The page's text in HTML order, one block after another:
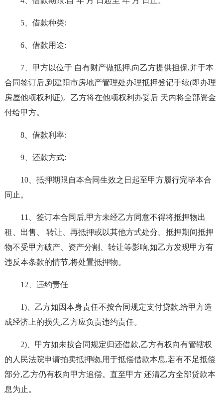
5、借款种类:
6、借款用途:
7、甲方以位于 自有财产做抵押,向乙方提供担保,并于本
合同签订后,到建阳市房地产管理处办理抵押登记手续(即办理
房屋他项权利证)。乙方将在他项权利办妥后 天内将全部资金
付给甲方。
8、借款利率:
9、还款方式:
10、抵押期限自本合同生效之日起至甲方履行完毕本合
同止。
11、签订本合同后,甲方未经乙方同意不得将抵押物出
租、出售、 转让、再抵押或以其他方式处分。抵押期间抵押
物不受甲方破产、资产分割、转让等影响,如乙方发现甲方有
违反本条款的情节,将处置抵押物。
12、违约责任
1)、乙方如因本身责任不按合同规定支付贷款,给甲方造
成经济上的损失,乙方应负责违约责任。
2)、甲方如未按合同规定归还借款,乙方有权向有管辖权
的人民法院申请拍卖抵押物,用于抵偿借款本息,若有不足抵偿
部分,乙方仍有权向甲方追偿。直至甲方 还清乙方全部贷款本
息为止。